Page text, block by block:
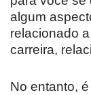
algum
relacionado
carreira,
No entanto,